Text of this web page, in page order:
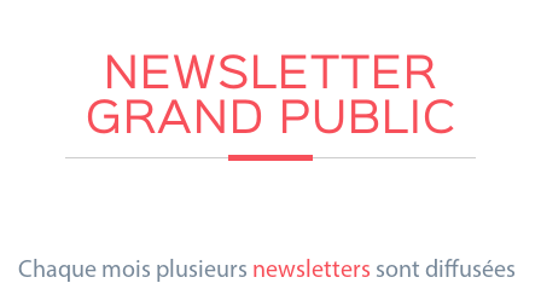
NEWSLETTER
GRAND PUBLIC
Chaque mois plusieurs newsletters sont diffusées